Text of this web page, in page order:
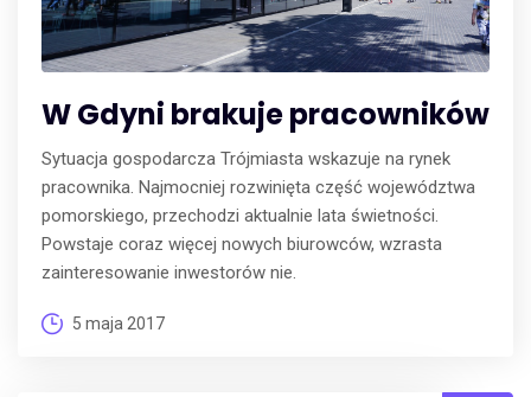
W Gdyni brakuje pracowników
Sytuacja gospodarcza Trójmiasta wskazuje na rynek
pracownika. Najmocniej rozwinięta część województwa
pomorskiego, przechodzi aktualnie lata świetności.
Powstaje coraz więcej nowych biurowców, wzrasta
zainteresowanie inwestorów nie.
5 maja 2017